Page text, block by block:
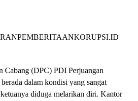
Cabang (DPC) PDI Perjuangan
dalam kondisi yang sangat
diduga melarikan diri. Kantor